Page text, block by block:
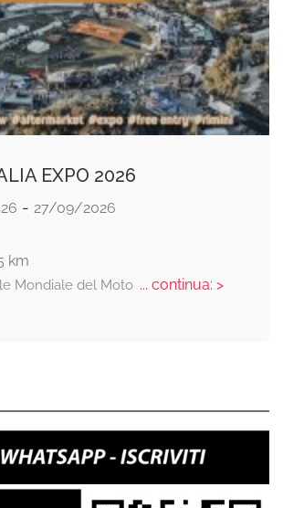
EXPO 2026
- 27/09/2026
km
Mondiale del Moto... continua: >